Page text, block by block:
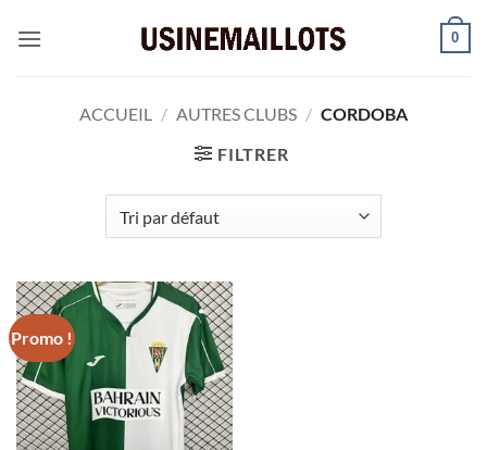
0
ACCUEIL / AUTRES CLUBS / CORDOBA
FILTRER
Promo !